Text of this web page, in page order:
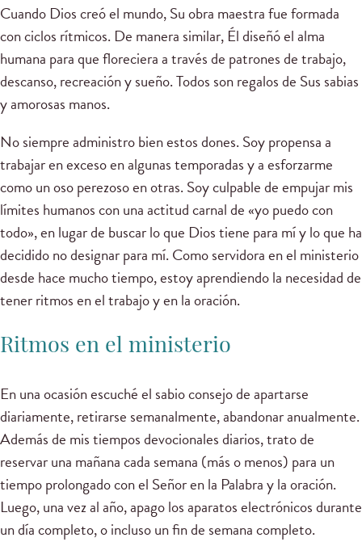
Cuando Dios creó el mundo, Su obra maestra fue formada
con ciclos rítmicos. De manera similar, Él diseñó el alma
humana para que floreciera a través de patrones de trabajo,
descanso, recreación y sueño. Todos son regalos de Sus sabias
y amorosas manos.
No siempre administro bien estos dones. Soy propensa a
trabajar en exceso en algunas temporadas y a esforzarme
como un oso perezoso en otras. Soy culpable de empujar mis
límites humanos con una actitud carnal de «yo puedo con
todo», en lugar de buscar lo que Dios tiene para mí y lo que ha
decidido no designar para mí. Como servidora en el ministerio
desde hace mucho tiempo, estoy aprendiendo la necesidad de
tener ritmos en el trabajo y en la oración.
Ritmos en el ministerio
En una ocasión escuché el sabio consejo de apartarse
diariamente, retirarse semanalmente, abandonar anualmente.
Además de mis tiempos devocionales diarios, trato de
reservar una mañana cada semana (más o menos) para un
tiempo prolongado con el Señor en la Palabra y la oración.
Luego, una vez al año, apago los aparatos electrónicos durante
un día completo, o incluso un fin de semana completo.